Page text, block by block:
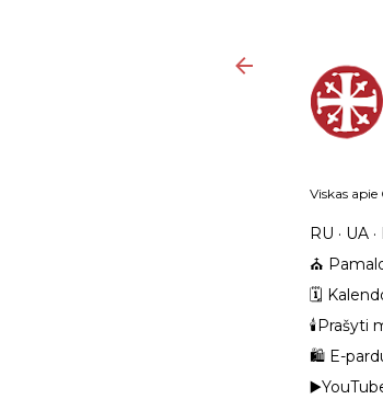
Viskas
RU UA
⛪️
🗓️
🕯️Prašyti
🛍️ E-